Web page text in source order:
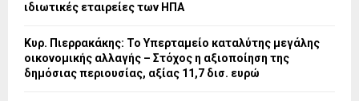
ιδιωτικές εταιρείες των ΗΠΑ
Κυρ. Πιερρακάκης: Το Υπερταμείο καταλύτης μεγάλης
οικονομικής αλλαγής – Στόχος η αξιοποίηση της
δημόσιας περιουσίας, αξίας 11,7 δισ. ευρώ